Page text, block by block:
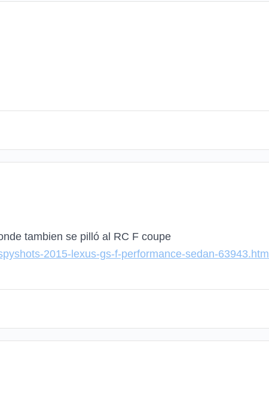
tambien se pilló al RC F coupe
2015-lexus-gs-f-performance-sedan-63943.html